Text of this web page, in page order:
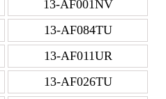
13-AF001NV
13-AF084TU
13-AF011UR
13-AF026TU